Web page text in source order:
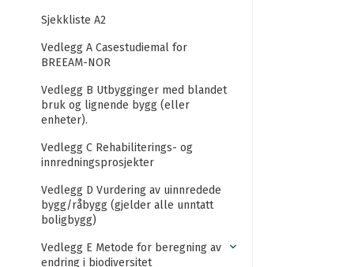
Sjekkliste A2
Vedlegg A Casestudiemal for
BREEAM-NOR
Vedlegg B Utbygginger med blandet
bruk og lignende bygg (eller
enheter).
Vedlegg C Rehabiliterings- og
innredningsprosjekter
Vedlegg D Vurdering av uinnredede
bygg/råbygg (gjelder alle unntatt
boligbygg)
Vedlegg E Metode for beregning av
endring i biodiversitet